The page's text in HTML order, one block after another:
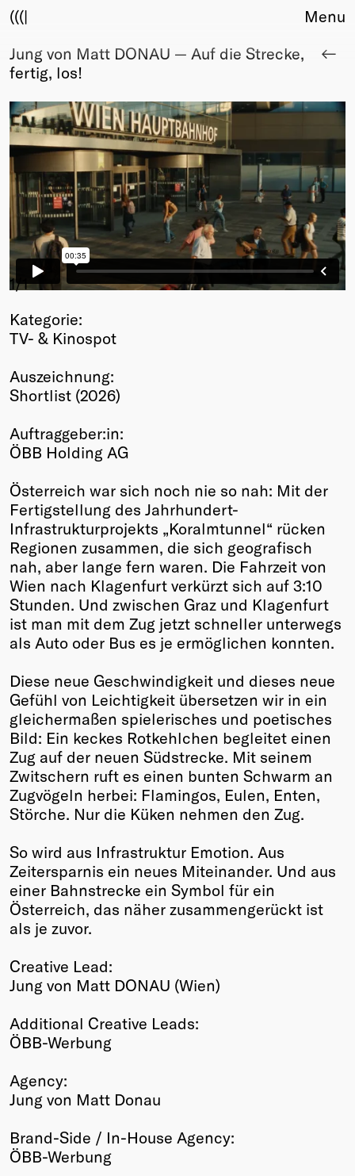
(((|
About
Club
Sponsors
Fair Work
TBD
Events
Upcoming
Past
Membership
Info
Young Creatives
Friends of Creativity
Winners
2026
Annual
Menu
Jung von Matt DONAU — Auf die Strecke,
fertig, los!
1/1
Kategorie:
TV- & Kinospot
Auszeichnung:
Shortlist (2026)
Auftraggeber:in:
ÖBB Holding AG
Österreich war sich noch nie so nah: Mit der
Fertigstellung des Jahrhundert-
Infrastrukturprojekts „Koralmtunnel“ rücken
Regionen zusammen, die sich geografisch
nah, aber lange fern waren. Die Fahrzeit von
Wien nach Klagenfurt verkürzt sich auf 3:10
Stunden. Und zwischen Graz und Klagenfurt
ist man mit dem Zug jetzt schneller unterwegs
als Auto oder Bus es je ermöglichen konnten.
Diese neue Geschwindigkeit und dieses neue
Gefühl von Leichtigkeit übersetzen wir in ein
gleichermaßen spielerisches und poetisches
Bild: Ein keckes Rotkehlchen begleitet einen
Zug auf der neuen Südstrecke. Mit seinem
Zwitschern ruft es einen bunten Schwarm an
Zugvögeln herbei: Flamingos, Eulen, Enten,
Störche. Nur die Küken nehmen den Zug.
So wird aus Infrastruktur Emotion. Aus
Zeitersparnis ein neues Miteinander. Und aus
einer Bahnstrecke ein Symbol für ein
Österreich, das näher zusammengerückt ist
als je zuvor.
Creative Lead:
Jung von Matt DONAU (Wien)
Additional Creative Leads:
ÖBB-Werbung
Agency:
Jung von Matt Donau
Brand-Side / In-House Agency:
ÖBB-Werbung